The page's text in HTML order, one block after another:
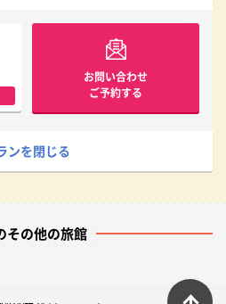
お問い合わせ
ご予約する
ンを閉じる
その他の旅館